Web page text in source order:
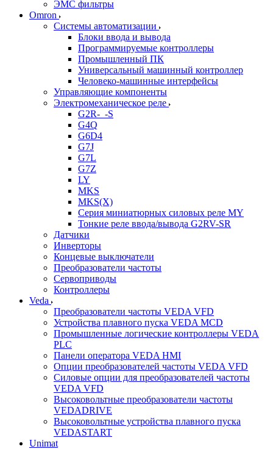
ЭМС фильтры
Omron
Системы автоматизации
Блоки ввода и вывода
Программируемые контроллеры
Промышленный ПК
Универсальный машинный контроллер
Человеко-машинные интерфейсы
Управляющие компоненты
Электромеханическое реле
G2R-_-S
G4Q
G6D4
G7J
G7L
G7Z
LY
MKS
MKS(X)
Серия миниатюрных силовых реле MY
Тонкие реле ввода/вывода G2RV-SR
Датчики
Инверторы
Концевые выключатели
Преобразователи частоты
Сервоприводы
Контроллеры
Veda
Преобразователи частоты VEDA VFD
Устройства плавного пуска VEDA MCD
Промышленные логические контроллеры VEDA
PLC
Панели оператора VEDA HMI
Опции преобразователей частоты VEDA VFD
Силовые опции для преобразователей частоты
VEDA VFD
Высоковольтные преобразователи частоты
VEDADRIVE
Высоковольтные устройства плавного пуска
VEDASTART
Unimat